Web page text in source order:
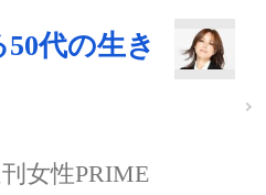
代の生き
女性PRIME